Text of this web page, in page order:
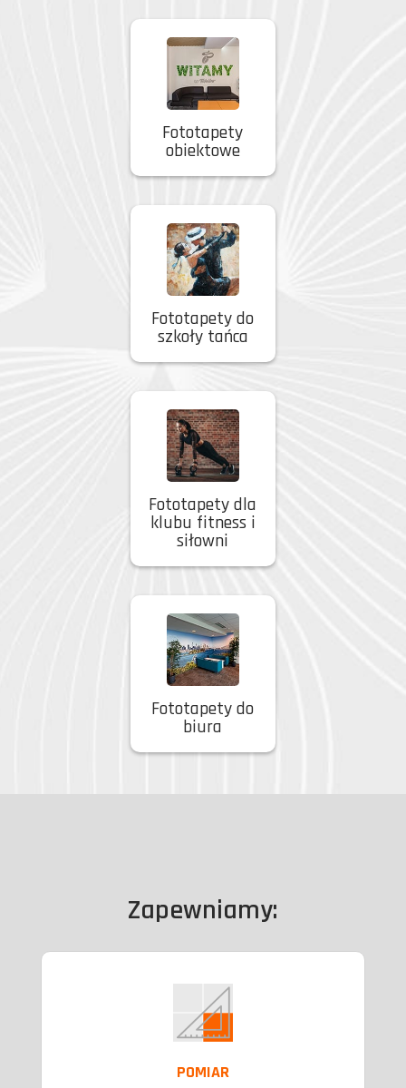
Fototapety
obiektowe
Fototapety do
szkoły tańca
Fototapety dla
klubu fitness i
siłowni
Fototapety do
biura
Zapewniamy:
POMIAR